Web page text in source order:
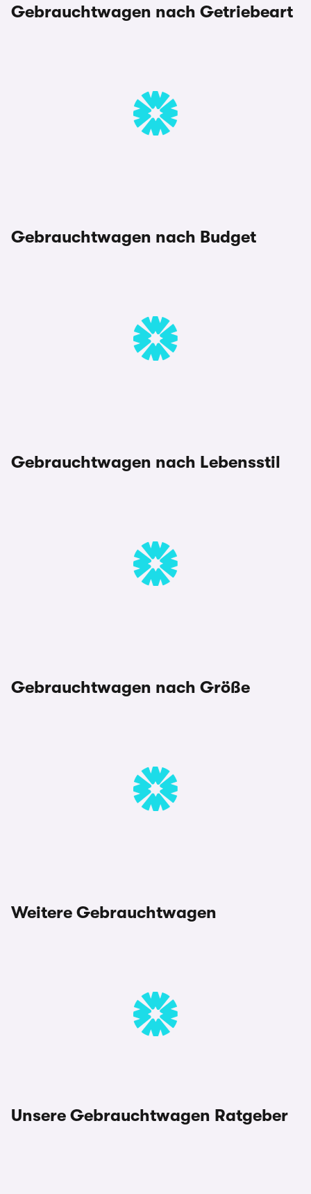
Gebrauchtwagen nach Getriebeart
Gebrauchtwagen nach Budget
Gebrauchtwagen nach Lebensstil
Gebrauchtwagen nach Größe
Weitere Gebrauchtwagen
Unsere Gebrauchtwagen Ratgeber